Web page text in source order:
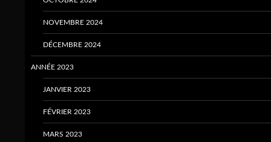
NOVEMBRE 2024
DÉCEMBRE 2024
ANNÉE 2023
JANVIER 2023
FÉVRIER 2023
MARS 2023